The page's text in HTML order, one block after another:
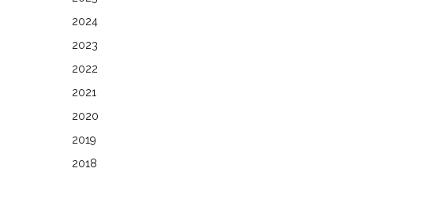
2024
2023
2022
2021
2020
2019
2018